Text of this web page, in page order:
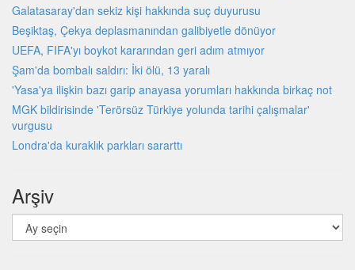
Galatasaray'dan sekiz kişi hakkında suç duyurusu
Beşiktaş, Çekya deplasmanından galibiyetle dönüyor
UEFA, FIFA'yı boykot kararından geri adım atmıyor
Şam'da bombalı saldırı: İki ölü, 13 yaralı
'Yasa'ya ilişkin bazı garip anayasa yorumları hakkında birkaç not
MGK bildirisinde 'Terörsüz Türkiye yolunda tarihi çalışmalar'
vurgusu
Londra'da kuraklık parkları sararttı
Arşiv
Arşiv